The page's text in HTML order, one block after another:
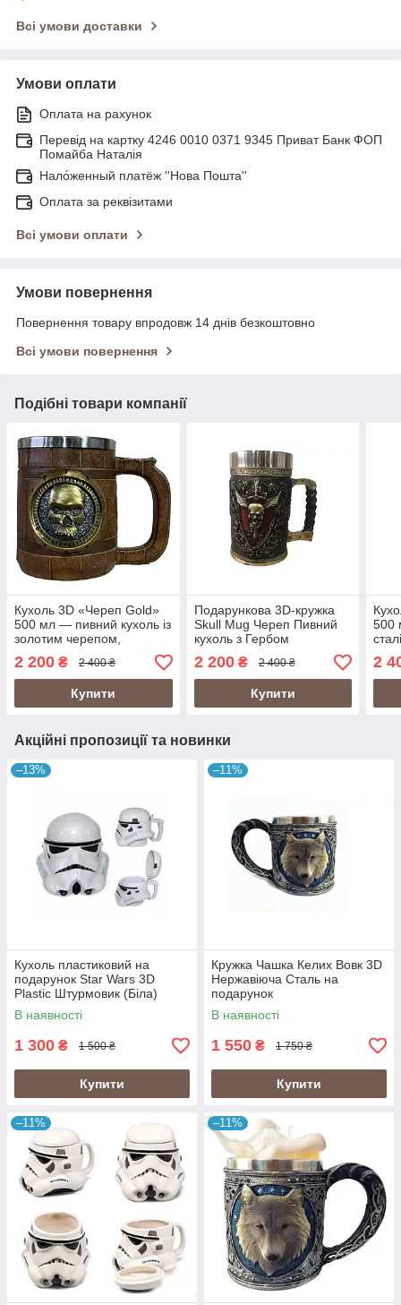
Всі умови доставки
Умови оплати
Оплата на рахунок
Перевід на картку 4246 0010 0371 9345 Приват Банк ФОП
Помайба Наталія
Нало́женный платёж ''Нова Пошта''
Оплата за реквізитами
Всі умови оплати
Умови повернення
Повернення товару впродовж 14 днів безкоштовно
Всі умови повернення
Подібні товари компанії
Кухоль 3D «Череп Gold»
500 мл — пивний кухоль із
золотим черепом,
нержавіюча сталь
усередині, епоксидна
смола
2 200 ₴ 2 400 ₴
Купити
Подарункова 3D-кружка
Skull Mug Череп Пивний
кухоль з Гербом
Крилатого Черепа
2 200₴ 2 400 ₴
Купити
500
2
Акційні пропозиції та новинки
–13%
Кухоль пластиковий на
подарунок Star Wars 3D
Plastic Штурмовик (Біла)
В наявності
1 300 ₴ 1 500 ₴
Купити
–11%
Кружка Чашка Келих Вовк 3D
Нержавіюча Сталь на
подарунок
В наявності
1 550 ₴ 1 750 ₴
Купити
–11% –11%